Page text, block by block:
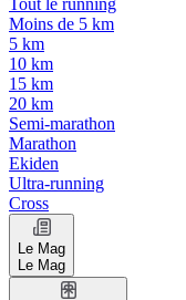
Moins de 5 km
5 km
10 km
15 km
20 km
Semi-marathon
Marathon
Ekiden
Ultra-running
Cross
Le Mag
Le Mag